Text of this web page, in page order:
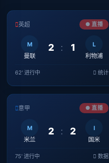
英超 ● 直播
M
曼联
2 : 1
L
利物浦
62' 进行中 统计
意甲 ● 直播
M
米兰
2 : 2
I
国米
75' 进行中 数据